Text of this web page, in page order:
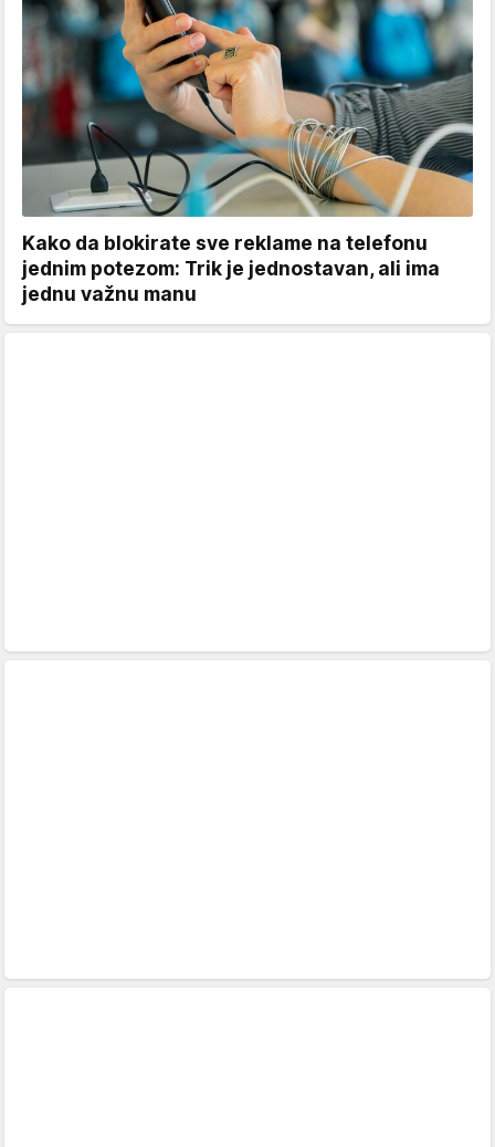
Kako da blokirate sve reklame na telefonu
jednim potezom: Trik je jednostavan, ali ima
jednu važnu manu